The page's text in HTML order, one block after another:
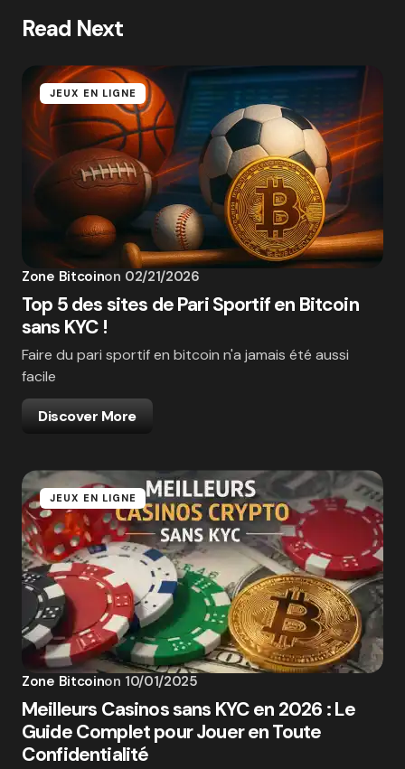
Read Next
JEUX EN LIGNE
Zone Bitcoinon 02/21/2026
Top 5 des sites de Pari Sportif en Bitcoin
sans KYC !
Faire du pari sportif en bitcoin n'a jamais été aussi
facile
Discover More
JEUX EN LIGNE
Zone Bitcoinon 10/01/2025
Meilleurs Casinos sans KYC en 2026 : Le
Guide Complet pour Jouer en Toute
Confidentialité